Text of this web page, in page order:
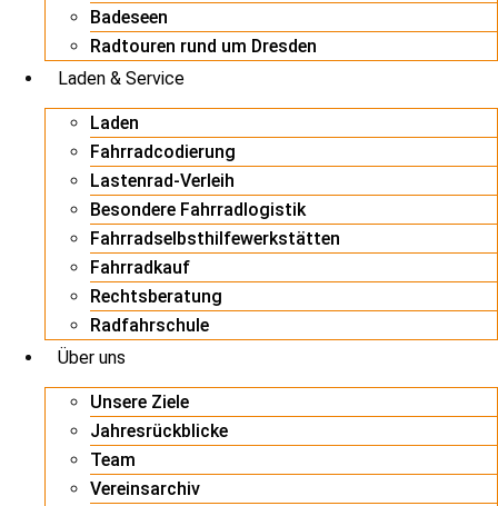
Badeseen
Radtouren rund um Dresden
Laden & Service
Laden
Fahrradcodierung
Lastenrad-Verleih
Besondere Fahrradlogistik
Fahrradselbsthilfewerkstätten
Fahrradkauf
Rechtsberatung
Radfahrschule
Über uns
Unsere Ziele
Jahresrückblicke
Team
Vereinsarchiv